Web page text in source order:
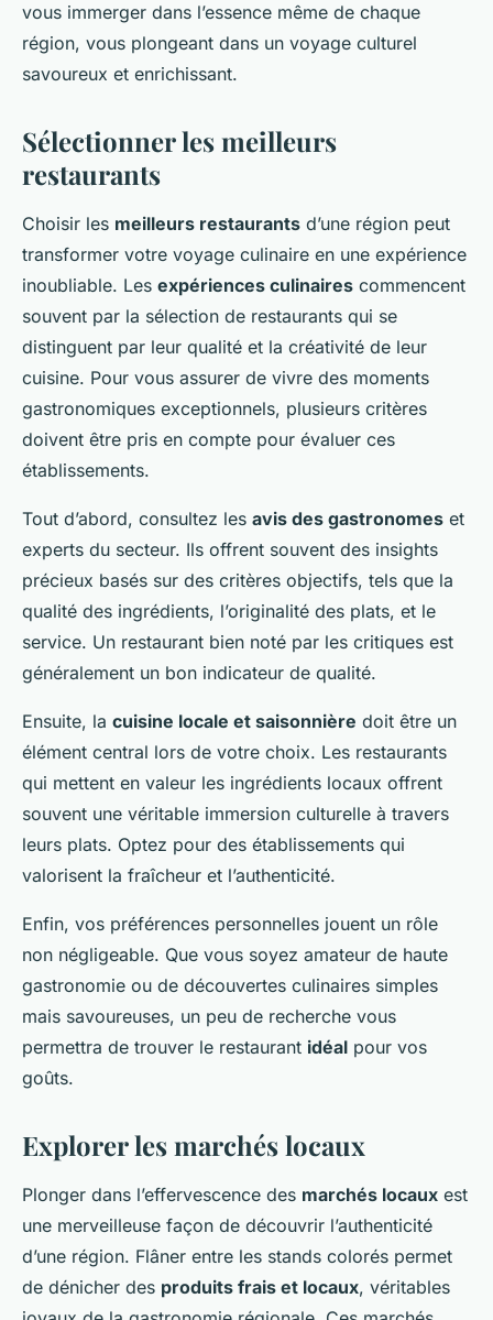
vous immerger dans l’essence même de chaque
région, vous plongeant dans un voyage culturel
savoureux et enrichissant.
Sélectionner les meilleurs
restaurants
Choisir les meilleurs restaurants d’une région peut
transformer votre voyage culinaire en une expérience
inoubliable. Les expériences culinaires commencent
souvent par la sélection de restaurants qui se
distinguent par leur qualité et la créativité de leur
cuisine. Pour vous assurer de vivre des moments
gastronomiques exceptionnels, plusieurs critères
doivent être pris en compte pour évaluer ces
établissements.
Tout d’abord, consultez les avis des gastronomes et
experts du secteur. Ils offrent souvent des insights
précieux basés sur des critères objectifs, tels que la
qualité des ingrédients, l’originalité des plats, et le
service. Un restaurant bien noté par les critiques est
généralement un bon indicateur de qualité.
Ensuite, la cuisine locale et saisonnière doit être un
élément central lors de votre choix. Les restaurants
qui mettent en valeur les ingrédients locaux offrent
souvent une véritable immersion culturelle à travers
leurs plats. Optez pour des établissements qui
valorisent la fraîcheur et l’authenticité.
Enfin, vos préférences personnelles jouent un rôle
non négligeable. Que vous soyez amateur de haute
gastronomie ou de découvertes culinaires simples
mais savoureuses, un peu de recherche vous
permettra de trouver le restaurant idéal pour vos
goûts.
Explorer les marchés locaux
Plonger dans l’effervescence des marchés locaux est
une merveilleuse façon de découvrir l’authenticité
d’une région. Flâner entre les stands colorés permet
de dénicher des produits frais et locaux, véritables